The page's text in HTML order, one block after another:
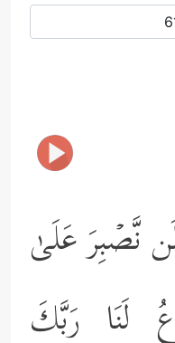
نَّصۡبِرَ عَلَىٰ
لَنَا رَبَّكَ